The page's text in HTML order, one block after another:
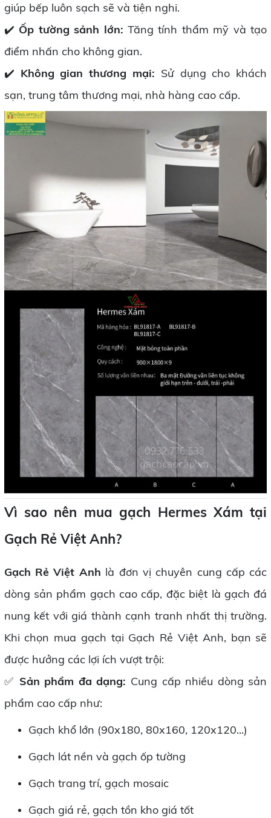
giúp bếp luôn sạch sẽ và tiện nghi.
✔️ Ốp tường sảnh lớn: Tăng tính thẩm mỹ và tạo
điểm nhấn cho không gian.
✔️ Không gian thương mại: Sử dụng cho khách
sạn, trung tâm thương mại, nhà hàng cao cấp.
Vì sao nên mua gạch Hermes Xám tại
Gạch Rẻ Việt Anh?
Gạch Rẻ Việt Anh là đơn vị chuyên cung cấp các
dòng sản phẩm gạch cao cấp, đặc biệt là gạch đá
nung kết với giá thành cạnh tranh nhất thị trường.
Khi chọn mua gạch tại Gạch Rẻ Việt Anh, bạn sẽ
được hưởng các lợi ích vượt trội:
✅ Sản phẩm đa dạng: Cung cấp nhiều dòng sản
phẩm cao cấp như:
Gạch khổ lớn (90x180, 80x160, 120x120...)
Gạch lát nền và gạch ốp tường
Gạch trang trí, gạch mosaic
Gạch giá rẻ, gạch tồn kho giá tốt